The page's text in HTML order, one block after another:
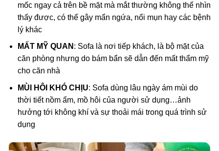
mốc ngay cả trên bề mặt mà mắt thường không thể nhìn
thấy được, có thể gây mẩn ngứa, nổi mụn hay các bệnh
lý khác
MẤT MỸ QUAN : Sofa là nơi tiếp khách, là bộ mặt của
căn phòng nhưng do bám bẩn sẽ dẫn đến mất thẩm mỹ
cho căn nhà
MÙI HÔI KHÓ CHỊU: Sofa dùng lâu ngày ám mùi do
thời tiết nồm ẩm, mồ hôi của người sử dụng…ảnh
hưởng tới không khí và sự thoải mái trong quá trình sử
dụng